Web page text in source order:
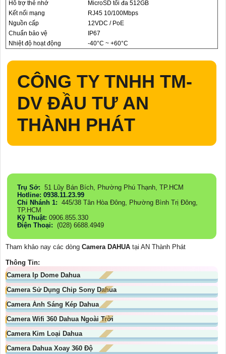
Hỗ trợ thẻ nhớ
MicroSD tối đa 512GB
Kết nối mạng
RJ45 10/100Mbps
Nguồn cấp
12VDC / PoE
Chuẩn bảo vệ
IP67
Nhiệt độ hoạt động
-40°C ~ +60°C
CÔNG TY TNHH TM-
DV ĐẦU TƯ AN
THÀNH PHÁT
Trụ Sở: 51 Lũy Bán Bích, Phường Phú Thạnh, TP.HCM
Hotline: 0938.11.23.99
Chi Nhánh 1: 445/38 Tân Hòa Đông, Phường Bình Trị Đông,
TP.HCM
Kỹ Thuật: 0906.855.330
Điện Thoại: (028) 6688.4949
Tham khảo nay các dòng Camera DAHUA tại AN Thành Phát
Thông Tin:
Camera Ip Dome Dahua
Camera Sử Dụng Chip Sony Dahua
Camera Ánh Sáng Kép Dahua
Camera Wifi 360 Dahua Ngoài Trời
Camera Kim Loại Dahua
Camera Dahua Xoay 360 Độ